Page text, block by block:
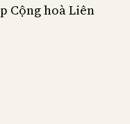
Cộng hoà Liên